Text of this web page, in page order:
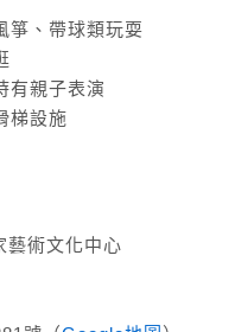
箏、帶球類玩耍
有親子表演
梯設施
藝術文化中心